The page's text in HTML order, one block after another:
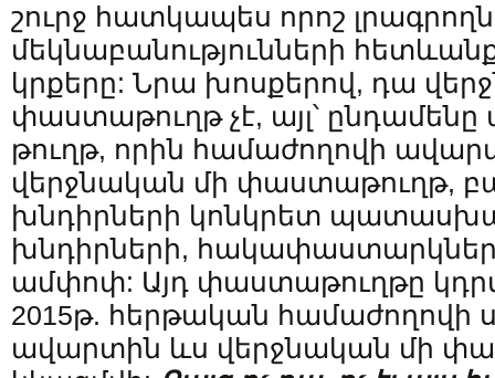
շուրջ հատկապես որոշ
մեկնաբանությունների
կրքերը: Նրա խոսքերով, դա
փաստաթուղթ չէ, այլ՝
թուղթ, որին համաժողովի
վերջնական մի փաստաթուղթ,
խնդիրների կոնկրետ
խնդիրների,
ամփոփ: Այդ փաստաթուղթը
2015թ. հերթական համաժողովի
ավարտին ևս վերջնական մի